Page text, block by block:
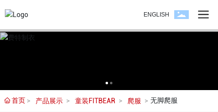
ENGLISH
首页 产品展示 童装FITBEAR 爬服 无脚爬服